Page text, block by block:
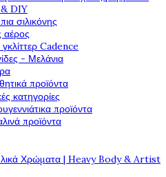
DIY
σιλικόνης
Cadence
- Μελάνια
προϊόντα
κατηγορίες
προϊόντα
προϊόντα
Χρώματα | Heavy Body & Artist